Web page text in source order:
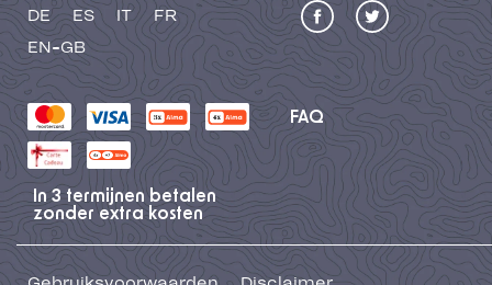
DE ES IT
FR
EN-GB
FAQ
In 3 termijnen betalen
zonder extra kosten